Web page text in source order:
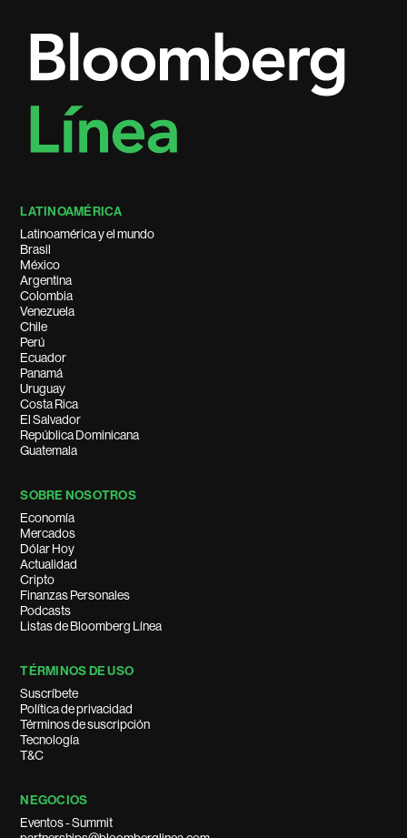
LATINOAMÉRICA
Latinoamérica y el mundo
Brasil
México
Argentina
Colombia
Venezuela
Chile
Perú
Ecuador
Panamá
Uruguay
Costa Rica
El Salvador
República Dominicana
Guatemala
SOBRE NOSOTROS
Economía
Mercados
Dólar Hoy
Actualidad
Cripto
Finanzas Personales
Podcasts
Listas de Bloomberg Línea
TÉRMINOS DE USO
Suscríbete
Política de privacidad
Términos de suscripción
Tecnología
T&C
NEGOCIOS
Eventos - Summit